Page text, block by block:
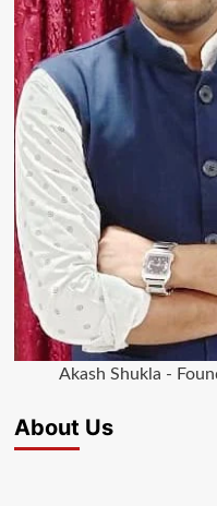
Akash Shukla -
About Us